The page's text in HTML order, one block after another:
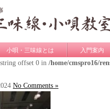
小唄・三味線とは 入門案内
offset 0 in /home/cmspro16/
No Comments »